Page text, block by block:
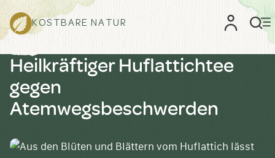
KOSTBARE NATUR
Heilkräftiger Huflattichtee
gegen
Atemwegsbeschwerden